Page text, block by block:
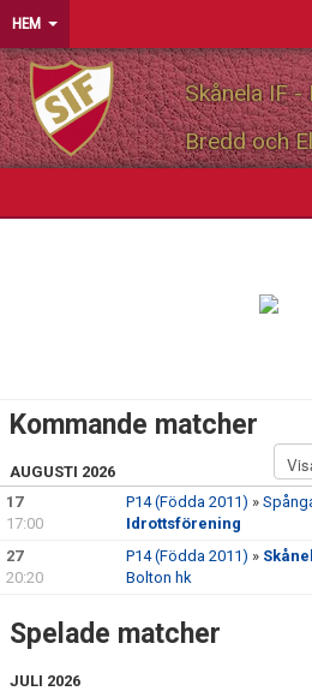
HEM
Skånela IF -
Bredd och
MATCHER
KALENDER
Kommande matcher
AUGUSTI 2026
17
17:00
P14 (Födda 2011) »
Idrottsförening
27
20:20
P14 (Födda 2011) »
Bolton hk
Spelade matcher
JULI 2026